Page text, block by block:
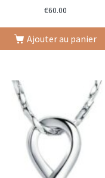
€60.00
Ajouter au panier